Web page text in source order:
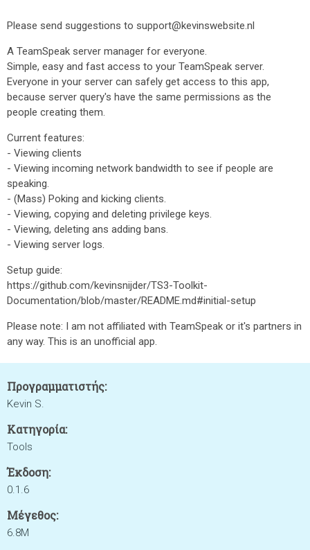
Please send suggestions to support@kevinswebsite.nl
A TeamSpeak server manager for everyone.
Simple, easy and fast access to your TeamSpeak server.
Everyone in your server can safely get access to this app,
because server query's have the same permissions as the
people creating them.
Current features:
- Viewing clients
- Viewing incoming network bandwidth to see if people are
speaking.
- (Mass) Poking and kicking clients.
- Viewing, copying and deleting privilege keys.
- Viewing, deleting ans adding bans.
- Viewing server logs.
Setup guide:
https://github.com/kevinsnijder/TS3-Toolkit-
Documentation/blob/master/README.md#initial-setup
Please note: I am not affiliated with TeamSpeak or it's partners in
any way. This is an unofficial app.
Προγραμματιστής:
Kevin S.
Κατηγορία:
Tools
Έκδοση:
0.1.6
Μέγεθος:
6.8M